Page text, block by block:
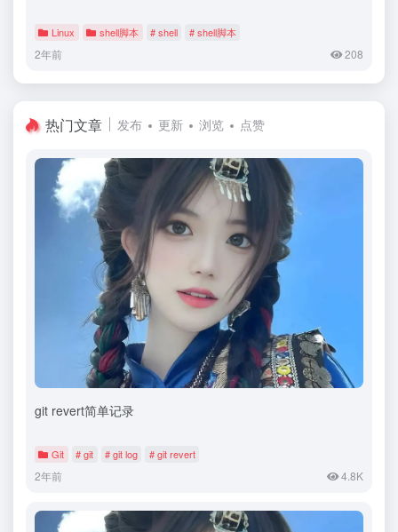
Linux shell脚本 # shell # shell脚本
2年前 208
热门文章 发布 更新 浏览 点赞
git revert简单记录
Git # git # git log # git revert
2年前 4.8K